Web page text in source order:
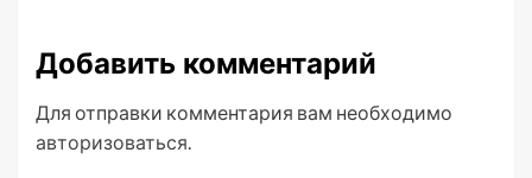
Добавить комментарий
Для отправки комментария вам необходимо
авторизоваться.